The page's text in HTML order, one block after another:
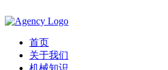
首页
关于我们
机械知识